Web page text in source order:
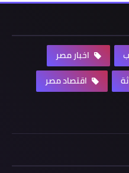
اخبار مصر
اقتصاد مصر